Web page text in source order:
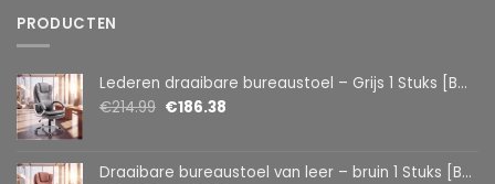
PRODUCTEN
Lederen draaibare bureaustoel – Grijs 1 Stuks [BMD1107GY]
€214.99 €186.38
Draaibare bureaustoel van leer – bruin 1 Stuks [BMD1107BR]